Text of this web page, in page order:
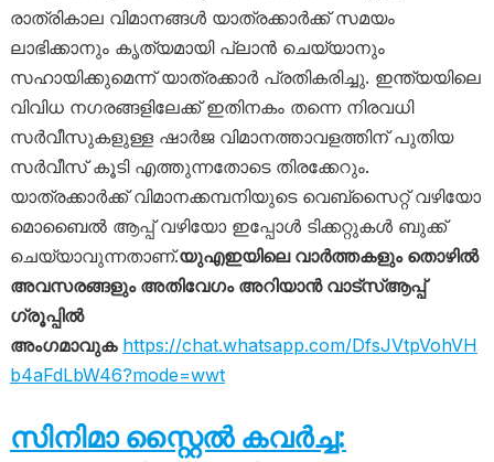
രാത്രികാല വിമാനങ്ങൾ യാത്രക്കാർക്ക് സമയം
ലാഭിക്കാനും കൃത്യമായി പ്ലാൻ ചെയ്യാനും
സഹായിക്കുമെന്ന് യാത്രക്കാർ പ്രതികരിച്ചു. ഇന്ത്യയിലെ
വിവിധ നഗരങ്ങളിലേക്ക് ഇതിനകം തന്നെ നിരവധി
സർവീസുകളുള്ള ഷാർജ വിമാനത്താവളത്തിന് പുതിയ
സർവീസ് കൂടി എത്തുന്നതോടെ തിരക്കേറും.
യാത്രക്കാർക്ക് വിമാനക്കമ്പനിയുടെ വെബ്‌സൈറ്റ് വഴിയോ
മൊബൈൽ ആപ്പ് വഴിയോ ഇപ്പോൾ ടിക്കറ്റുകൾ ബുക്ക്
ചെയ്യാവുന്നതാണ്.യുഎഇയിലെ വാർത്തകളും തൊഴിൽ
അവസരങ്ങളും അതിവേഗം അറിയാൻ വാട്സ്ആപ്പ്
ഗ്രൂപ്പിൽ
അംഗമാവുക https://chat.whatsapp.com/DfsJVtpVohVH
b4aFdLbW46?mode=wwt
സിനിമാ സ്റ്റൈൽ കവർച്ച: